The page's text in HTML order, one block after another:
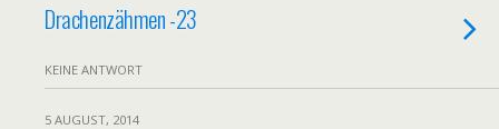
Drachenzähmen -23
KEINE ANTWORT
5 AUGUST, 2014